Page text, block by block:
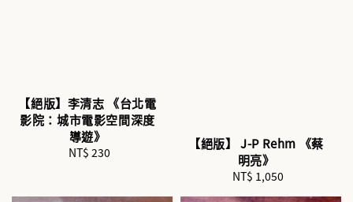
【絕版】李清志 《台北電
影院：城市電影空間深度
導遊》
Regular
NT$ 230
【絕版】 J-P Rehm 《蔡
明亮》
Regular
price
NT$ 1,050